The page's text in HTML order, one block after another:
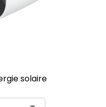
solaire